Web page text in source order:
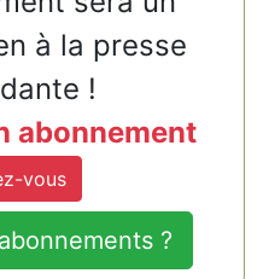
à la presse
!
abonnement
vous
?